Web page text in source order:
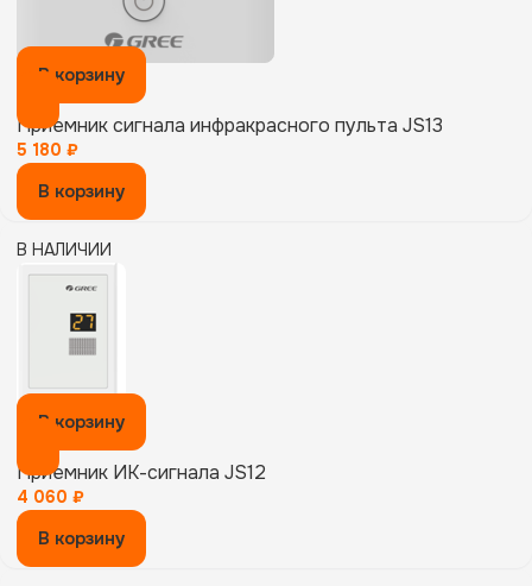
В корзину
Приемник сигнала инфракрасного пульта JS13
5 180 ₽
В корзину
В НАЛИЧИИ
В корзину
Приемник ИК-сигнала JS12
4 060 ₽
В корзину